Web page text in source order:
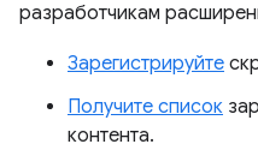
разработчикам
Зарегистрируйте
Получите список
контента.